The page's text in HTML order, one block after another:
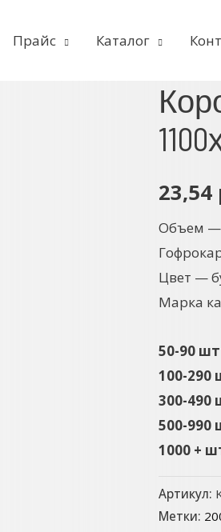
Прайс Каталог
23,54
Объем —
Цвет —
Марка
50-90
100-290
300-490
500-990
1000 +
Артикул:
Метки: